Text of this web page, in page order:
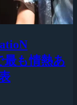
最も情熱あ